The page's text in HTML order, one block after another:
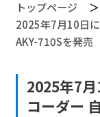
トップページ
2025年7月10日
AKY-710Sを発売
2025年7
コーダー